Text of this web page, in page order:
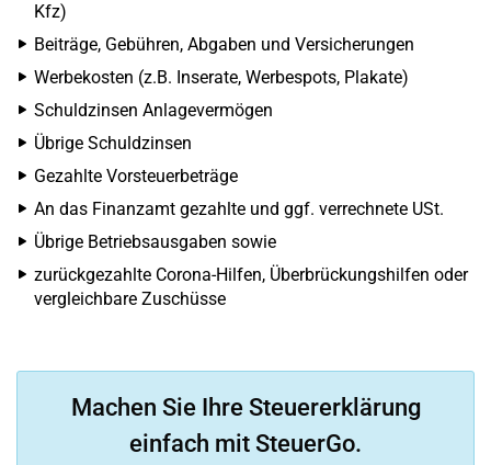
Kfz)
Beiträge, Gebühren, Abgaben und Versicherungen
Werbekosten (z.B. Inserate, Werbespots, Plakate)
Schuldzinsen Anlagevermögen
Übrige Schuldzinsen
Gezahlte Vorsteuerbeträge
An das Finanzamt gezahlte und ggf. verrechnete USt.
Übrige Betriebsausgaben sowie
zurückgezahlte Corona-Hilfen, Überbrückungshilfen oder
vergleichbare Zuschüsse
Machen Sie Ihre Steuererklärung
einfach mit SteuerGo.